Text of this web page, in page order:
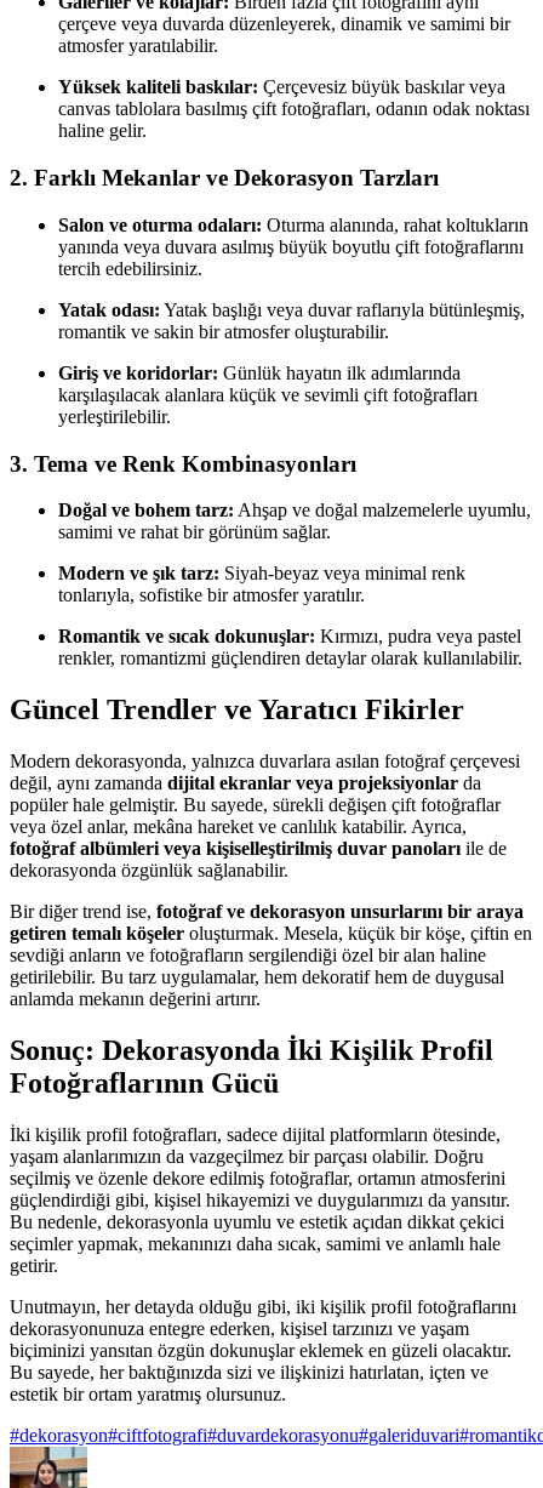
çerçeve veya duvarda düzenleyerek, dinamik ve samimi bir
atmosfer yaratılabilir.
Yüksek kaliteli baskılar: Çerçevesiz büyük baskılar veya
canvas tablolara basılmış çift fotoğrafları, odanın odak noktası
haline gelir.
2. Farklı Mekanlar ve Dekorasyon Tarzları
Salon ve oturma odaları: Oturma alanında, rahat koltukların
yanında veya duvara asılmış büyük boyutlu çift fotoğraflarını
tercih edebilirsiniz.
Yatak odası: Yatak başlığı veya duvar raflarıyla bütünleşmiş,
romantik ve sakin bir atmosfer oluşturabilir.
Giriş ve koridorlar: Günlük hayatın ilk adımlarında
karşılaşılacak alanlara küçük ve sevimli çift fotoğrafları
yerleştirilebilir.
3. Tema ve Renk Kombinasyonları
Doğal ve bohem tarz: Ahşap ve doğal malzemelerle uyumlu,
samimi ve rahat bir görünüm sağlar.
Modern ve şık tarz: Siyah-beyaz veya minimal renk
tonlarıyla, sofistike bir atmosfer yaratılır.
Romantik ve sıcak dokunuşlar: Kırmızı, pudra veya pastel
renkler, romantizmi güçlendiren detaylar olarak kullanılabilir.
Güncel Trendler ve Yaratıcı Fikirler
Modern dekorasyonda, yalnızca duvarlara asılan fotoğraf çerçevesi
değil, aynı zamanda dijital ekranlar veya projeksiyonlar da
popüler hale gelmiştir. Bu sayede, sürekli değişen çift fotoğraflar
veya özel anlar, mekâna hareket ve canlılık katabilir. Ayrıca,
fotoğraf albümleri veya kişiselleştirilmiş duvar panoları ile de
dekorasyonda özgünlük sağlanabilir.
Bir diğer trend ise, fotoğraf ve dekorasyon unsurlarını bir araya
getiren temalı köşeler oluşturmak. Mesela, küçük bir köşe, çiftin en
sevdiği anların ve fotoğrafların sergilendiği özel bir alan haline
getirilebilir. Bu tarz uygulamalar, hem dekoratif hem de duygusal
anlamda mekanın değerini artırır.
Sonuç: Dekorasyonda İki Kişilik Profil
Fotoğraflarının Gücü
İki kişilik profil fotoğrafları, sadece dijital platformların ötesinde,
yaşam alanlarımızın da vazgeçilmez bir parçası olabilir. Doğru
seçilmiş ve özenle dekore edilmiş fotoğraflar, ortamın atmosferini
güçlendirdiği gibi, kişisel hikayemizi ve duygularımızı da yansıtır.
Bu nedenle, dekorasyonla uyumlu ve estetik açıdan dikkat çekici
seçimler yapmak, mekanınızı daha sıcak, samimi ve anlamlı hale
getirir.
Unutmayın, her detayda olduğu gibi, iki kişilik profil fotoğraflarını
dekorasyonunuza entegre ederken, kişisel tarzınızı ve yaşam
biçiminizi yansıtan özgün dokunuşlar eklemek en güzeli olacaktır.
Bu sayede, her baktığınızda sizi ve ilişkinizi hatırlatan, içten ve
estetik bir ortam yaratmış olursunuz.
#dekorasyon#ciftfotografi#duvardekorasyonu#galeriduvari#